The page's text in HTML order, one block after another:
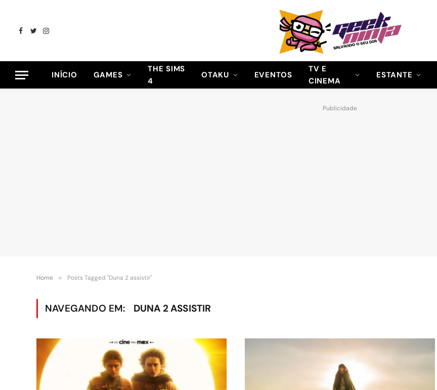
Facebook
TwitterInstagram
INÍCIO GAMES
THE SIMS
4
OTAKU EVENTOS
TV E
CINEMA
ESTANTE
Publicidade
Home » Posts Tagged "Duna 2 assistir"
NAVEGANDO EM: DUNA 2 ASSISTIR